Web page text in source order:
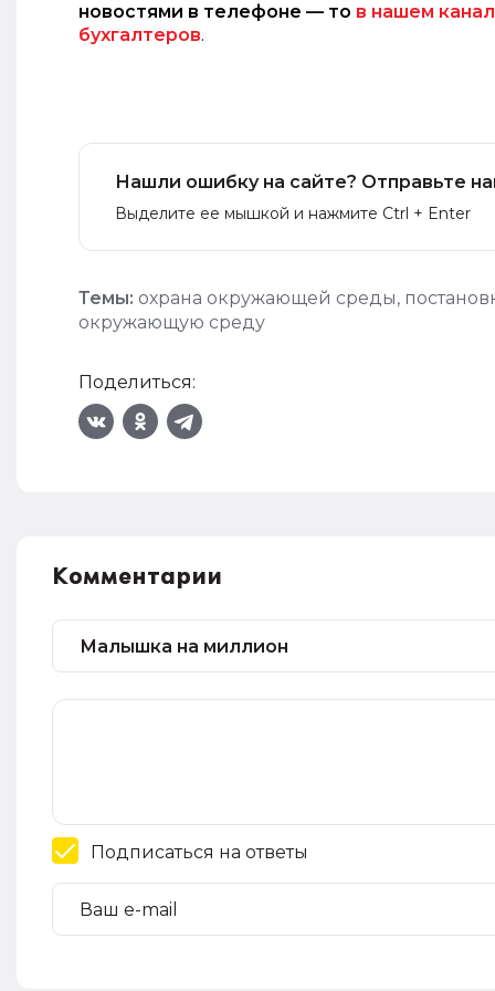
новостями в телефоне — то в нашем
бухгалтеров.
Нашли ошибку на сайте? Отправьте
Выделите ее мышкой и нажмите Ctrl + Enter
Темы: охрана окружающей среды,
окружающую среду
Поделиться:
Комментарии
Подписаться на ответы